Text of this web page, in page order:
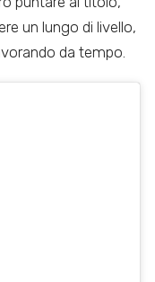
un lungo di livello,
da tempo.